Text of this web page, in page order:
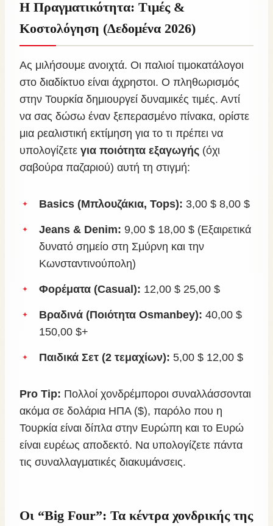
Η Πραγματικότητα: Τιμές &
Κοστολόγηση (Δεδομένα 2026)
Ας μιλήσουμε ανοιχτά. Οι παλιοί τιμοκατάλογοι
στο διαδίκτυο είναι άχρηστοι. Ο πληθωρισμός
στην Τουρκία δημιουργεί δυναμικές τιμές. Αντί
να σας δώσω έναν ξεπερασμένο πίνακα, ορίστε
μια ρεαλιστική εκτίμηση για το τι πρέπει να
υπολογίζετε για ποιότητα εξαγωγής (όχι
σαβούρα παζαριού) αυτή τη στιγμή:
Basics (Μπλουζάκια, Tops): 3,00 $ 8,00 $
Jeans & Denim: 9,00 $ 18,00 $ (Εξαιρετικά
δυνατό σημείο στη Σμύρνη και την
Κωνσταντινούπολη)
Φορέματα (Casual): 12,00 $ 25,00 $
Βραδινά (Ποιότητα Osmanbey): 40,00 $
150,00 $+
Παιδικά Σετ (2 τεμαχίων): 5,00 $ 12,00 $
Pro Tip: Πολλοί χονδρέμποροι συναλλάσσονται
ακόμα σε δολάρια ΗΠΑ ($), παρόλο που η
Τουρκία είναι δίπλα στην Ευρώπη και το Ευρώ
είναι ευρέως αποδεκτό. Να υπολογίζετε πάντα
τις συναλλαγματικές διακυμάνσεις.
Οι “Big Four”: Τα κέντρα χονδρικής της